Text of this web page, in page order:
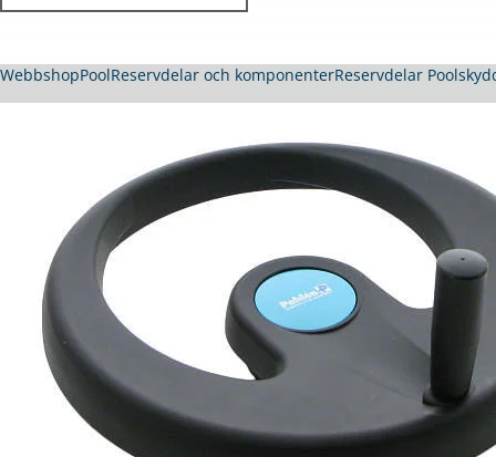
WebbshopPoolReservdelar och komponenterReservdelar